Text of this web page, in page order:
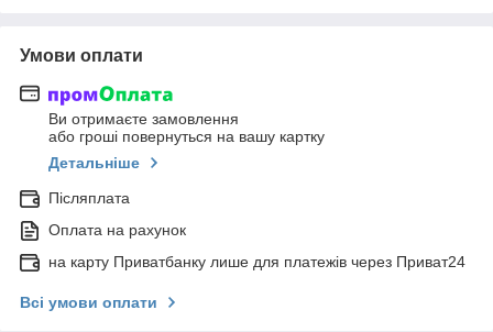
Умови оплати
Ви отримаєте замовлення
або гроші повернуться на вашу картку
Детальніше
Післяплата
Оплата на рахунок
на карту Приватбанку лише для платежів через Приват24
Всі умови оплати